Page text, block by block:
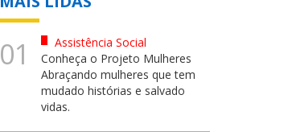
01
Assistência Social
Conheça o Projeto Mulheres
Abraçando mulheres que tem
mudado histórias e salvado
vidas.